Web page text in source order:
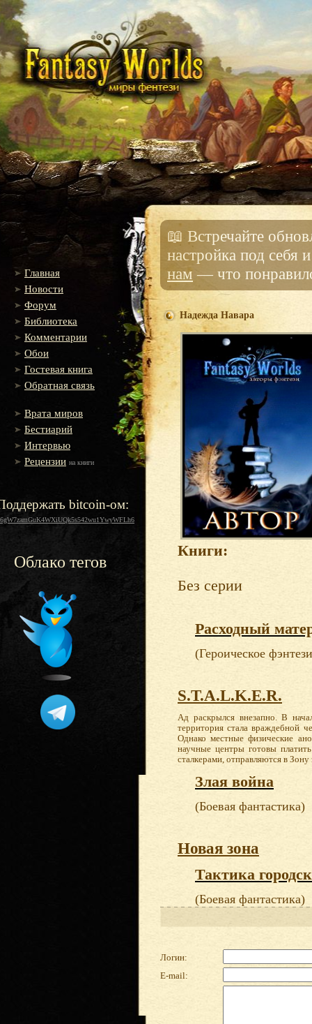
Главная
Новости
Форум
Библиотека
Комментарии
Обои
Гостевая книга
Обратная связь
Врата миров
Бестиарий
Интервью
Рецензии на книги
bitcoin-ом:
Облако тегов
📖 Встречайте
настройка под себя
нам — что
Надежда Навара
Книги:
Без серии
Расходный
(Героическое
S.T.A.L.K.E.R.
Ад раскрылся внезапно. В
территория стала враждебной
Однако местные физические
научные центры готовы
сталкерами, отправляются в
Злая война
(Боевая фантастика)
Новая зона
Тактика
(Боевая фантастика)
Логин:
E-mail: